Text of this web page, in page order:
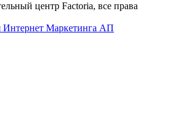
центр Factoria, все права